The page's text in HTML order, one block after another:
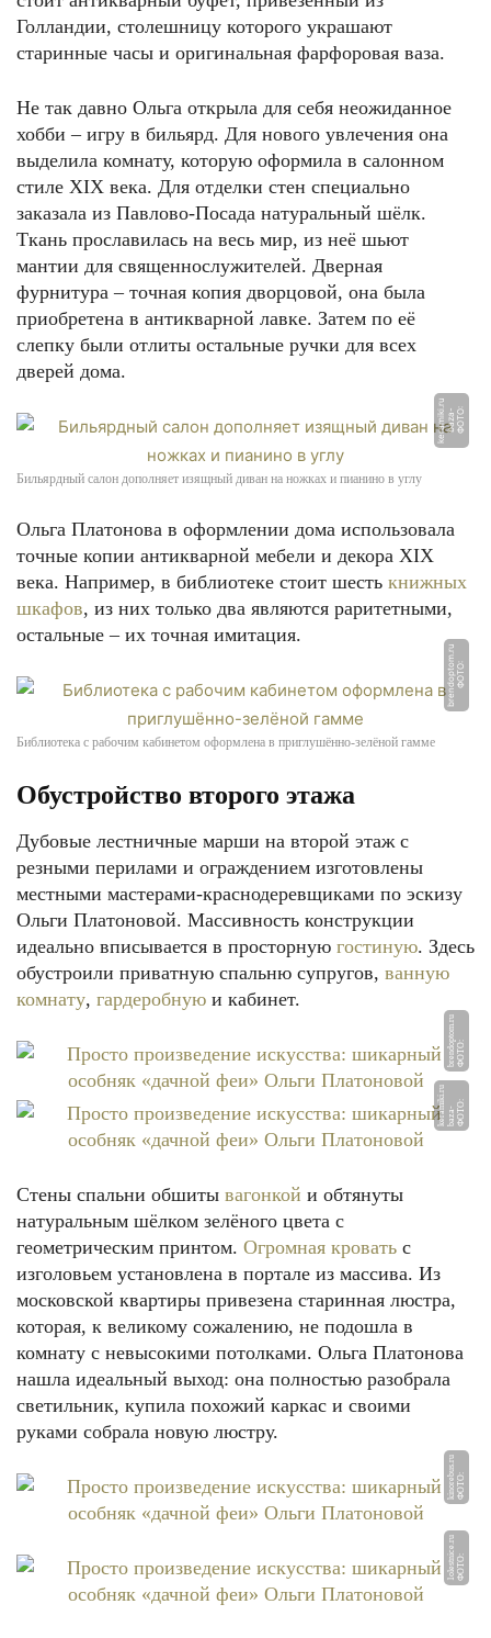
Голландии, столешницу которого украшают
старинные часы и оригинальная фарфоровая ваза.
Не так давно Ольга открыла для себя неожиданное
хобби – игру в бильярд. Для нового увлечения она
выделила комнату, которую оформила в салонном
стиле XIX века. Для отделки стен специально
заказала из Павлово-Посада натуральный шёлк.
Ткань прославилась на весь мир, из неё шьют
мантии для священнослужителей. Дверная
фурнитура – точная копия дворцовой, она была
приобретена в антикварной лавке. Затем по её
слепку были отлиты остальные ручки для всех
дверей дома.
Ф
О
Т
О:
b
a
z
a
-
k
e
r
a
mi
ki.
r
u
Бильярдный салон дополняет изящный диван на ножках и пианино в углу
Ольга Платонова в оформлении дома использовала
точные копии антикварной мебели и декора XIX
века. Например, в библиотеке стоит шесть книжных
шкафов, из них только два являются раритетными,
остальные – их точная имитация.
Ф
О
Т
О:
b
r
e
n
d
o
p
t
o
m.
r
u
Библиотека с рабочим кабинетом оформлена в приглушённо-зелёной гамме
Обустройство второго этажа
Дубовые лестничные марши на второй этаж с
резными перилами и ограждением изготовлены
местными мастерами-краснодеревщиками по эскизу
Ольги Платоновой. Массивность конструкции
идеально вписывается в просторную гостиную. Здесь
обустроили приватную спальню супругов, ванную
комнату, гардеробную и кабинет.
Ф
О
Т
О:
b
r
e
n
d
o
pt
o
m.
r
u
Ф
О
ТО:
b
a
z
a
-k
e
r
a
mi
ki.
r
u
Стены спальни обшиты вагонкой и обтянуты
натуральным шёлком зелёного цвета с
геометрическим принтом. Огромная кровать с
изголовьем установлена в портале из массива. Из
московской квартиры привезена старинная люстра,
которая, к великому сожалению, не подошла в
комнату с невысокими потолками. Ольга Платонова
нашла идеальный выход: она полностью разобрала
светильник, купила похожий каркас и своими
руками собрала новую люстру.
Ф
О
Т
О:
ki
n
o
r
e
b
u
s.
r
u
Ф
О
Т
О:
1
ol
e
st
ni
c
e.
r
u